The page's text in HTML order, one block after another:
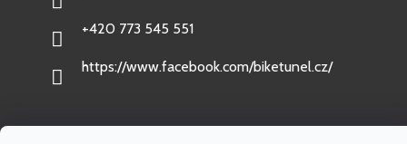
+420 773 545 551
https://www.facebook.com/biketunel.cz/